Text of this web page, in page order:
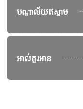
បណ្តាល័យឥស្លាម
អាល់គួរអាន